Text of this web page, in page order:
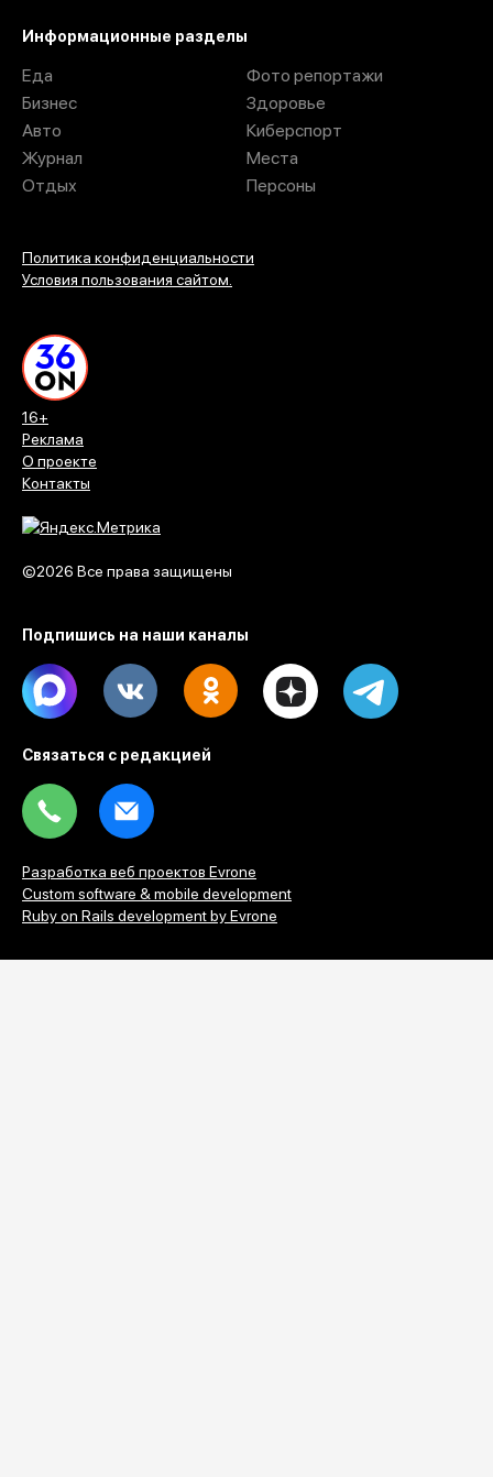
16+
Реклама
О проекте
Контакты
©2026 Все права защищены
Информационные разделы
Еда
Бизнес
Авто
Журнал
Отдых
Фото репортажи
Здоровье
Киберспорт
Места
Персоны
Политика конфиденциальности
Условия пользования сайтом.
Подпишись на наши каналы
Max Dzen
Связаться с редакцией
Разработка веб проектов Evrone
Custom software & mobile development
Ruby on Rails development by Evrone